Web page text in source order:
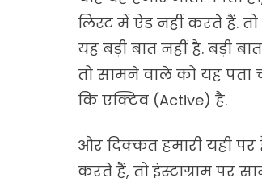
लिस्ट में ऐड नहीं करते हैं.
यह बड़ी बात नहीं है. बड़ी
तो सामने वाले को यह पता
कि एक्टिव (Active) है.
और दिक्कत हमारी यही
करते हैं, तो इंस्टाग्राम पर